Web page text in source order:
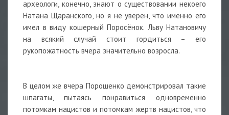
археологи, конечно, знают о существовании некоего
Натана Щаранского, но я не уверен, что именно его
имел в виду кошерный Поросёнок. Льву Натановичу
на всякий случай стоит гордиться – его
рукопожатность вчера значительно возросла.
В целом же вчера Порошенко демонстрировал такие
шпагаты, пытаясь понравиться одновременно
потомкам нацистов и потомкам жертв нацистов, что